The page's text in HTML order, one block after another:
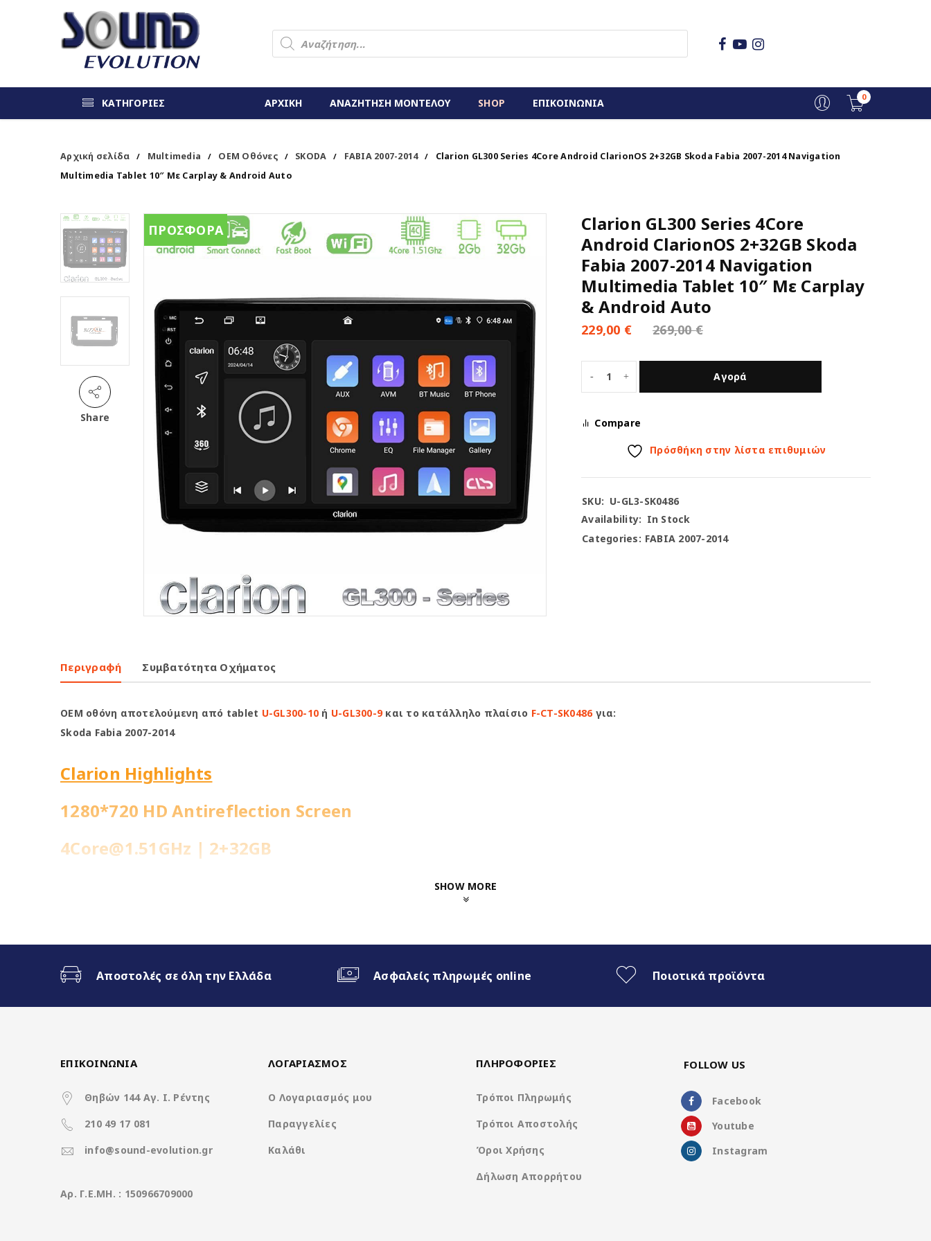
ΚΑΤΗΓΟΡΙΕΣ ΑΡΧΙΚΗ ΑΝΑΖΗΤΗΣΗ ΜΟΝΤΕΛΟΥ SHOP ΕΠΙΚΟΙΝΩΝΙΑ 0
Αρχική σελίδα / Multimedia / OEM Οθόνες / SKODA / FABIA 2007-2014 /
Clarion GL300 Series 4Core Android ClarionOS 2+32GB Skoda Fabia 2007-2014 Navigation
Multimedia Tablet 10″ Με Carplay & Android Auto
Share
ΠΡΟΣΦΟΡΑ
Clarion GL300 Series 4Core
Android ClarionOS 2+32GB Skoda
Fabia 2007-2014 Navigation
Multimedia Tablet 10″ Με Carplay
& Android Auto
269,00€
229,00 €
Αγορά
Compare
Πρόσθήκη στην λίστα επιθυμιών
SKU: U-GL3-SK0486
Availability: In Stock
Categories: FABIA 2007-2014
Περιγραφή Συμβατότητα Οχήματος
OEM οθόνη αποτελούμενη από tablet U-GL300-10 ή U-GL300-9και το κατάλληλο πλαίσιο F-CT-SK0486για:
Skoda Fabia 2007-2014
Clarion Highlights
1280*720 HD Antireflection Screen
4Core@1.51GHz | 2+32GB
Ασύρματο CarPlay & Ασύρματο Android Auto
Χαρακτηριστικά
Operation System
Rockchip RK3066 4Core A35 @ 1.5Ghz
SHOW MORE
Αποστολές σε όλη την Ελλάδα Ασφαλείς πληρωμές online Ποιοτικά προϊόντα
ΕΠΙΚΟΙΝΩΝΙΑ
Θηβών 144 Αγ. Ι. Ρέντης
210 49 17 081
info@sound-evolution.gr
Aρ. Γ.Ε.ΜΗ. : 150966709000
ΛΟΓΑΡΙΑΣΜΟΣ
Ο Λογαριασμός μου
Παραγγελίες
Καλάθι
ΠΛΗΡΟΦΟΡΙΕΣ
Τρόποι Πληρωμής
Τρόποι Αποστολής
Όροι Χρήσης
Δήλωση Απορρήτου
FOLLOW US
Facebook
Youtube
Instagram